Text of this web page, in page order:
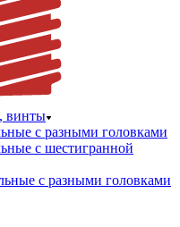
винты
с разными головками
с шестигранной
с разными головками